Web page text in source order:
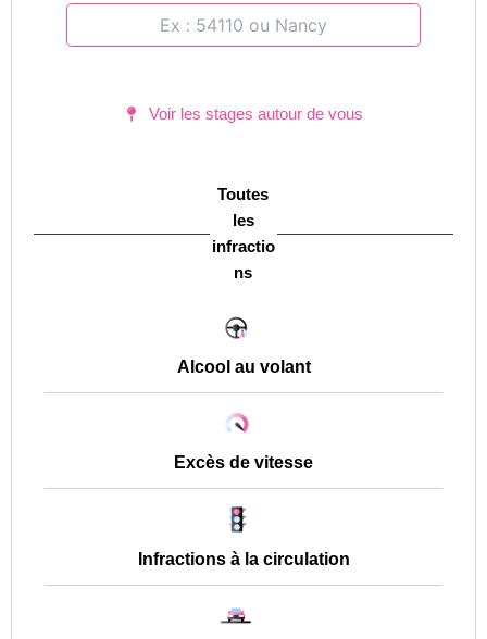
Voir les stages autour de vous
Toutes
les
infractio
ns
Alcool au volant
Excès de vitesse
Infractions à la circulation